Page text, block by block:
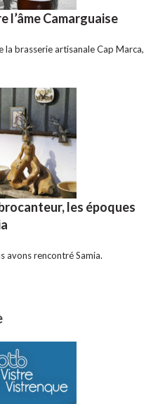
l’âme Camarguaise
brasserie artisanale Cap Marca,
les époques
avons rencontré Samia.